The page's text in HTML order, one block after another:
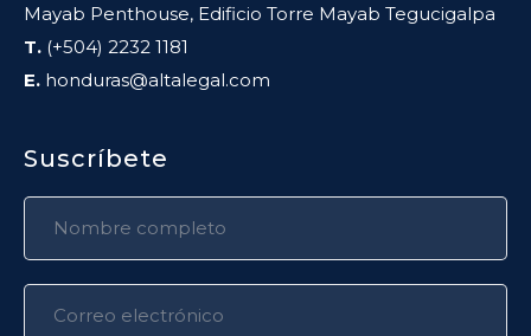
Mayab Penthouse, Edificio Torre Mayab Tegucigalpa
T. (+504) 2232 1181
E. honduras@altalegal.com
Suscríbete